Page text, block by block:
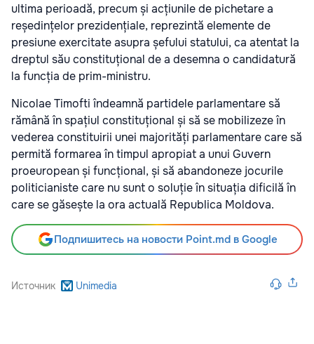
ultima perioadă, precum și acțiunile de pichetare a
reședințelor prezidențiale, reprezintă elemente de
presiune exercitate asupra șefului statului, ca atentat la
dreptul său constituțional de a desemna o candidatură
la funcția de prim-ministru.
Nicolae Timofti îndeamnă partidele parlamentare să
rămână în spațiul constituțional și să se mobilizeze în
vederea constituirii unei majorități parlamentare care să
permită formarea în timpul apropiat a unui Guvern
proeuropean și funcțional, și să abandoneze jocurile
politicianiste care nu sunt o soluție în situația dificilă în
care se găsește la ora actuală Republica Moldova.
Подпишитесь на новости Point.md в Google
Источник Unimedia